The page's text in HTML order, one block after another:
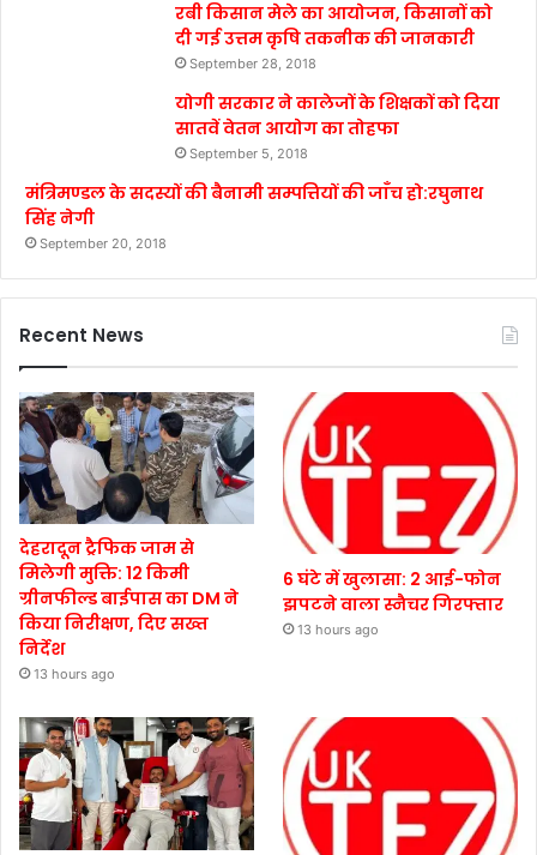
रबी किसान मेले का आयोजन, किसानों को
दी गई उत्तम कृषि तकनीक की जानकारी
September 28, 2018
योगी सरकार ने कालेजों के शिक्षकों को दिया
सातवें वेतन आयोग का तोहफा
September 5, 2018
मंत्रिमण्डल के सदस्यों की बैनामी सम्पत्तियों की जाँच हो:रघुनाथ
सिंह नेगी
September 20, 2018
Recent News
देहरादून ट्रैफिक जाम से
मिलेगी मुक्ति: 12 किमी
ग्रीनफील्ड बाईपास का DM ने
किया निरीक्षण, दिए सख्त
निर्देश
13 hours ago
6 घंटे में खुलासा: 2 आई-फोन
झपटने वाला स्नैचर गिरफ्तार
13 hours ago